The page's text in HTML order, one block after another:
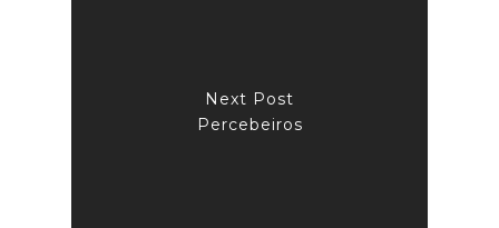
Next Post
Percebeiros